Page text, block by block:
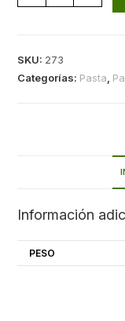
SKU: 273
Categorías: Pasta
Información
PESO